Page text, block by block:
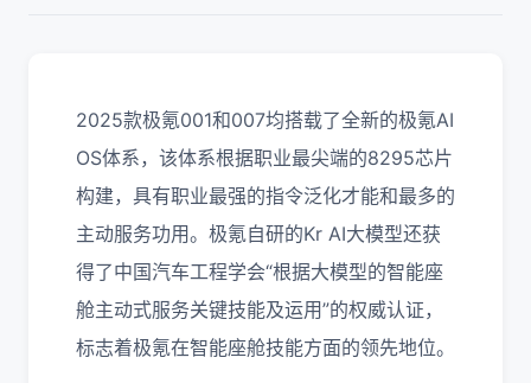
2025款极氪001和007均搭载了全新的极氪AI
OS体系，该体系根据职业最尖端的8295芯片
构建，具有职业最强的指令泛化才能和最多的
主动服务功用。极氪自研的Kr AI大模型还获
得了中国汽车工程学会“根据大模型的智能座
舱主动式服务关键技能及运用”的权威认证，
标志着极氪在智能座舱技能方面的领先地位。